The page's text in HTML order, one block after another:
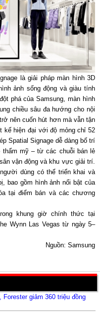
là giải pháp màn hình 3D
ảnh sống động và giàu tính
phá của Samsung, màn hình
chiều sâu đa hướng cho nội
nên cuốn hút hơn mà vẫn tận
kế hiện đại với độ mỏng chỉ 52
Spatial Signage dễ dàng bố trí
thẩm mỹ – từ các chuỗi bán lẻ
vận động và khu vực giải trí.
dùng có thể triển khai và
bao gồm hình ảnh nổi bật của
tại điểm bán và các chương
khung giờ chính thức tại
Wynn Las Vegas từ ngày 5–
Nguồn: Samsung
giảm 360 triệu đồng